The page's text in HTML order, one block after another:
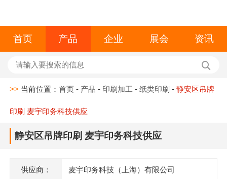
首页 产品 企业 展会 资讯
>> 当前位置：首页 - 产品 - 印刷加工 -纸类印刷 -静安区吊牌
印刷 麦宇印务科技供应
静安区吊牌印刷 麦宇印务科技供应
供应商： 麦宇印务科技（上海）有限公司